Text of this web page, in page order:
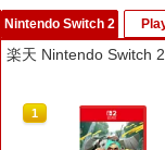
Nintendo Switch 2
楽天 Nintendo Switch
1